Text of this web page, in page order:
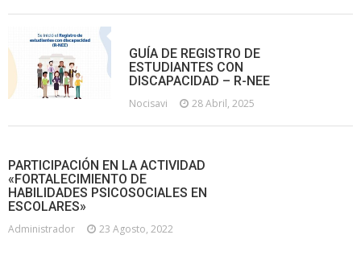
GUÍA DE REGISTRO DE
ESTUDIANTES CON
DISCAPACIDAD – R-NEE
Nocisavi 28 Abril, 2025
PARTICIPACIÓN EN LA ACTIVIDAD
«FORTALECIMIENTO DE
HABILIDADES PSICOSOCIALES EN
ESCOLARES»
Administrador 23 Agosto, 2022